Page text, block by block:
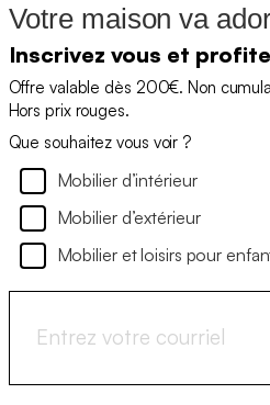
Votre maison va
Inscrivez vous et
Offre valable dès 200€. Non
Hors prix rouges.
Que souhaitez vous voir ?
Mobilier d’intérieur
Mobilier d’extérieur
Mobilier et loisirs pour